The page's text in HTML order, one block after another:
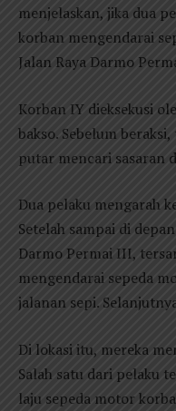
menjelaskan, jika dua
korban mengendarai
Jalan Raya Darmo
Korban IY dieksekusi
bakso. Sebelum
putar mencari sasaran
Dua pelaku mengarah
Setelah sampai di
Darmo Permai III,
mengendarai sepeda
jalanan sepi.
Di lokasi itu, mereka
Salah satu dari pelaku
laju sepeda motor